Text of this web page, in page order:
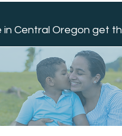
in Central Oregon get